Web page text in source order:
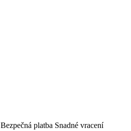
Bezpečná platba Snadné vracení